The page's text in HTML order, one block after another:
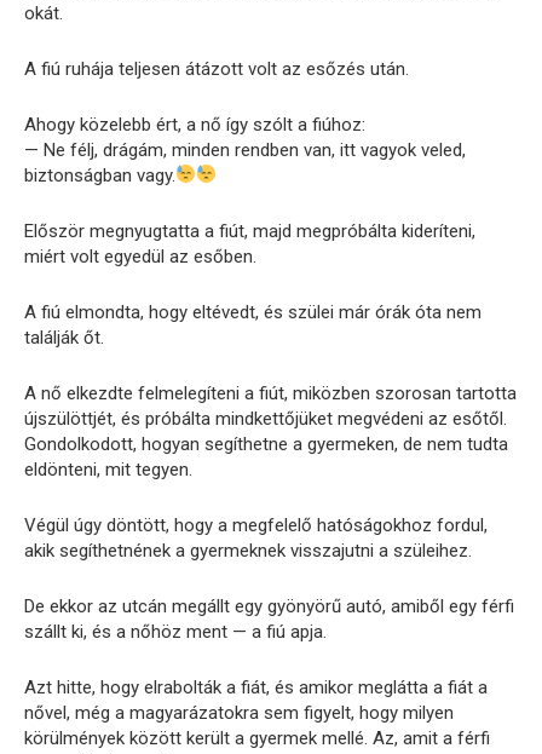
okát.
A fiú ruhája teljesen átázott volt az esőzés után.
Ahogy közelebb ért, a nő így szólt a fiúhoz:
— Ne félj, drágám, minden rendben van, itt vagyok veled,
biztonságban vagy.
Először megnyugtatta a fiút, majd megpróbálta kideríteni,
miért volt egyedül az esőben.
A fiú elmondta, hogy eltévedt, és szülei már órák óta nem
találják őt.
A nő elkezdte felmelegíteni a fiút, miközben szorosan tartotta
újszülöttjét, és próbálta mindkettőjüket megvédeni az esőtől.
Gondolkodott, hogyan segíthetne a gyermeken, de nem tudta
eldönteni, mit tegyen.
Végül úgy döntött, hogy a megfelelő hatóságokhoz fordul,
akik segíthetnének a gyermeknek visszajutni a szüleihez.
De ekkor az utcán megállt egy gyönyörű autó, amiből egy férfi
szállt ki, és a nőhöz ment — a fiú apja.
Azt hitte, hogy elrabolták a fiát, és amikor meglátta a fiát a
nővel, még a magyarázatokra sem figyelt, hogy milyen
körülmények között került a gyermek mellé. Az, amit a férfi